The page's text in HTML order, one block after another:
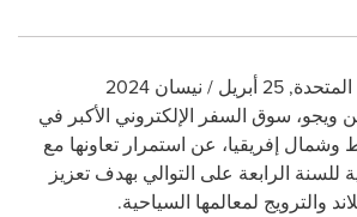
, 25 أبريل / نيسان 2024
ويجو، سوق السفر الإلكتروني الأكبر في
وشمال إفريقيا، عن استمرار تعاونها مع
للسنة الرابعة على التوالي بهدف تعزيز
والترويج لمعالمها السياحية.